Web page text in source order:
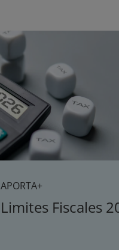
APORTA+
Limites Fiscales